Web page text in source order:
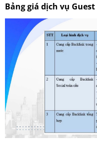
Bảng giá dịch vụ